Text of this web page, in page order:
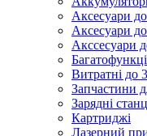
Аксесуари
Аксесуари
Акссесуари
Витратні до
Запчастини
Зарядні
Картриджі
Лазерний